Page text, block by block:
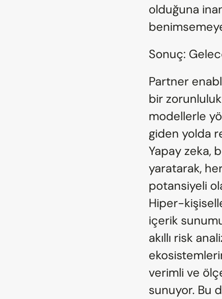
olduğuna
Sonuç:
Partner
bir
modellerle
giden yolda
Yapay zeka,
yaratarak,
potansiyeli
Hiper-
içerik
akıllı risk
verimli ve
sunuyor. Bu